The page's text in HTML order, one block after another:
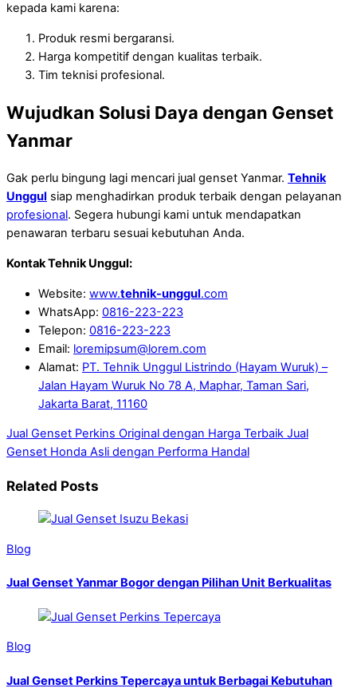
kepada kami karena:
Produk resmi bergaransi.
Harga kompetitif dengan kualitas terbaik.
Tim teknisi profesional.
Wujudkan Solusi Daya dengan Genset
Yanmar
Gak perlu bingung lagi mencari jual genset Yanmar. Tehnik
Unggul siap menghadirkan produk terbaik dengan pelayanan
profesional. Segera hubungi kami untuk mendapatkan
penawaran terbaru sesuai kebutuhan Anda.
Kontak Tehnik Unggul:
Website: www.tehnik-unggul.com
WhatsApp: 0816-223-223
Telepon: 0816-223-223
Email: loremipsum@lorem.com
Alamat: PT. Tehnik Unggul Listrindo (Hayam Wuruk) –
Jalan Hayam Wuruk No 78 A, Maphar, Taman Sari,
Jakarta Barat, 11160
Jual Genset Perkins Original dengan Harga Terbaik Jual
Genset Honda Asli dengan Performa Handal
Related Posts
Blog
Jual Genset Yanmar Bogor dengan Pilihan Unit Berkualitas
Blog
Jual Genset Perkins Tepercaya untuk Berbagai Kebutuhan